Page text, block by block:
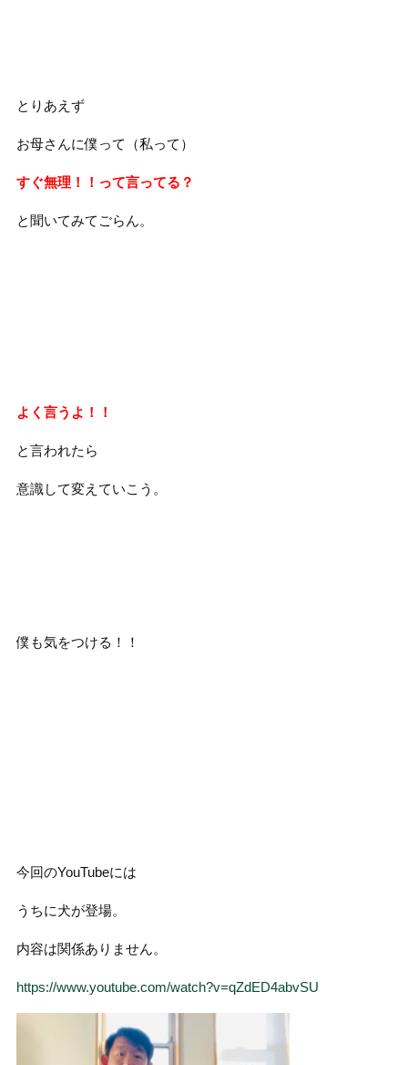
とりあえず
お母さんに僕って（私って）
すぐ無理！！って言ってる？
と聞いてみてごらん。
よく言うよ！！
と言われたら
意識して変えていこう。
僕も気をつける！！
今回のYouTubeには
うちに犬が登場。
内容は関係ありません。
https://www.youtube.com/watch?v=qZdED4abvSU